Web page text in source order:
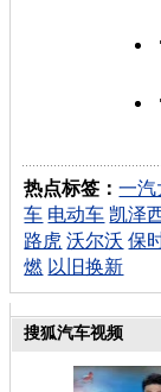
热点标签：一汽
车 电动车 凯泽
路虎 沃尔沃 保
燃 以旧换新
搜狐汽车视频